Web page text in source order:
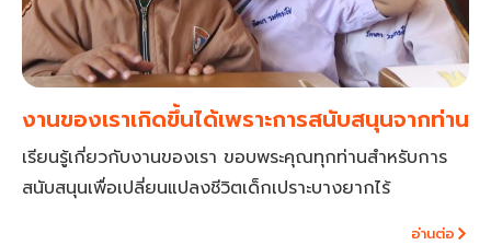
งานของเราเกิดขึ้นได้เพราะการสนับสนุนจากท่าน
เรียนรู้เกี่ยวกับงานของเรา ขอบพระคุณทุกท่านสำหรับการ
สนับสนุนเพื่อเปลี่ยนแปลงชีวิตเด็กเปราะบางยากไร้
อ่านต่อ